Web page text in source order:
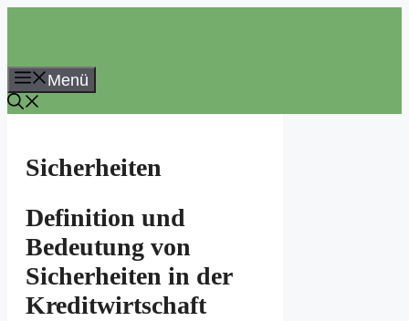
Menü
Sicherheiten
Definition und
Bedeutung von
Sicherheiten in der
Kreditwirtschaft